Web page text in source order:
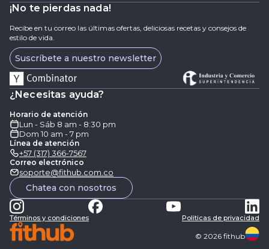
¡No te pierdas nada!
Recibe en tu correo las últimas ofertas, deliciosas recetas y consejos de
estilo de vida.
Suscríbete a nuestro newsletter
¿Necesitas ayuda?
Horario de atención
Lun - Sáb 8 am - 8:30 pm
Dom 10 am - 7 pm
Línea de atención
+57 (317) 366-7567
Correo electrónico
soporte@fithub.com.co
Chatea con nosotros
Términos y condiciones Politicas de privacidad
© 2026 fithub